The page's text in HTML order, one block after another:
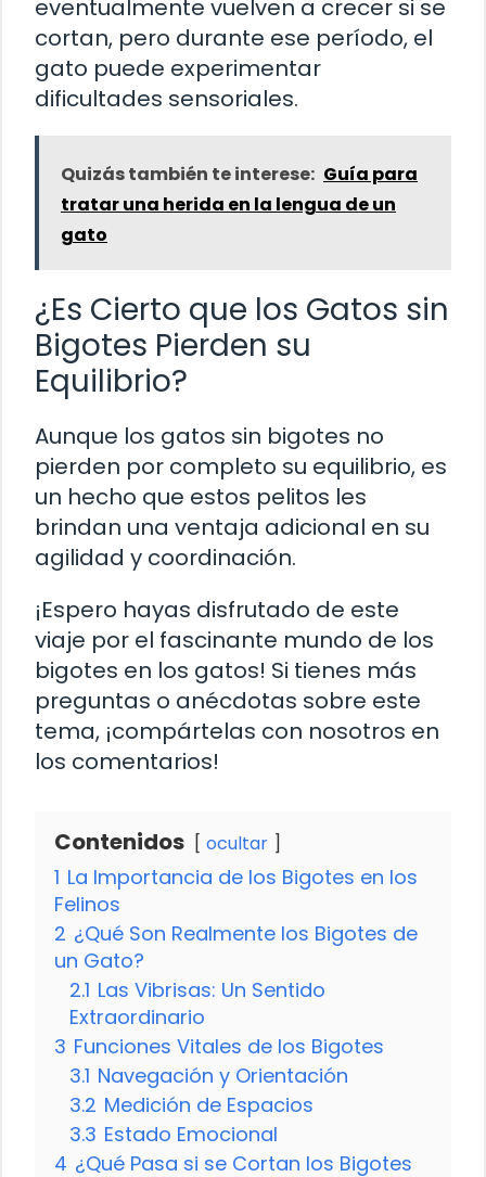
eventualmente vuelven a crecer si se
cortan, pero durante ese período, el
gato puede experimentar
dificultades sensoriales.
Quizás también te interese: Guía para
tratar una herida en la lengua de un
gato
¿Es Cierto que los Gatos sin
Bigotes Pierden su
Equilibrio?
Aunque los gatos sin bigotes no
pierden por completo su equilibrio, es
un hecho que estos pelitos les
brindan una ventaja adicional en su
agilidad y coordinación.
¡Espero hayas disfrutado de este
viaje por el fascinante mundo de los
bigotes en los gatos! Si tienes más
preguntas o anécdotas sobre este
tema, ¡compártelas con nosotros en
los comentarios!
Contenidos ocultar
1 La Importancia de los Bigotes en los
Felinos
2 ¿Qué Son Realmente los Bigotes de
un Gato?
2.1 Las Vibrisas: Un Sentido
Extraordinario
3 Funciones Vitales de los Bigotes
3.1 Navegación y Orientación
3.2 Medición de Espacios
3.3 Estado Emocional
4 ¿Qué Pasa si se Cortan los Bigotes